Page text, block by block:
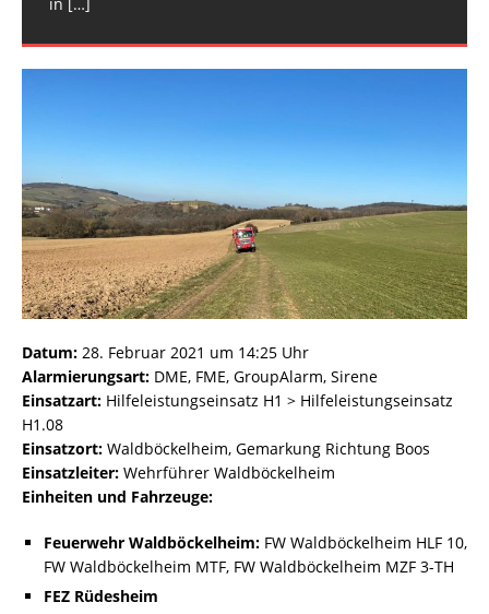
Datum: 28. Februar 2021 um 14:25 Uhr
Alarmierungsart: DME, FME, GroupAlarm, Sirene
Einsatzart: Hilfeleistungseinsatz H1 > Hilfeleistungseinsatz
H1.08
Einsatzort: Waldböckelheim, Gemarkung Richtung Boos
Einsatzleiter: Wehrführer Waldböckelheim
Einheiten und Fahrzeuge:
Feuerwehr Waldböckelheim: FW Waldböckelheim HLF 10,
FW Waldböckelheim MTF, FW Waldböckelheim MZF 3-TH
FEZ Rüdesheim